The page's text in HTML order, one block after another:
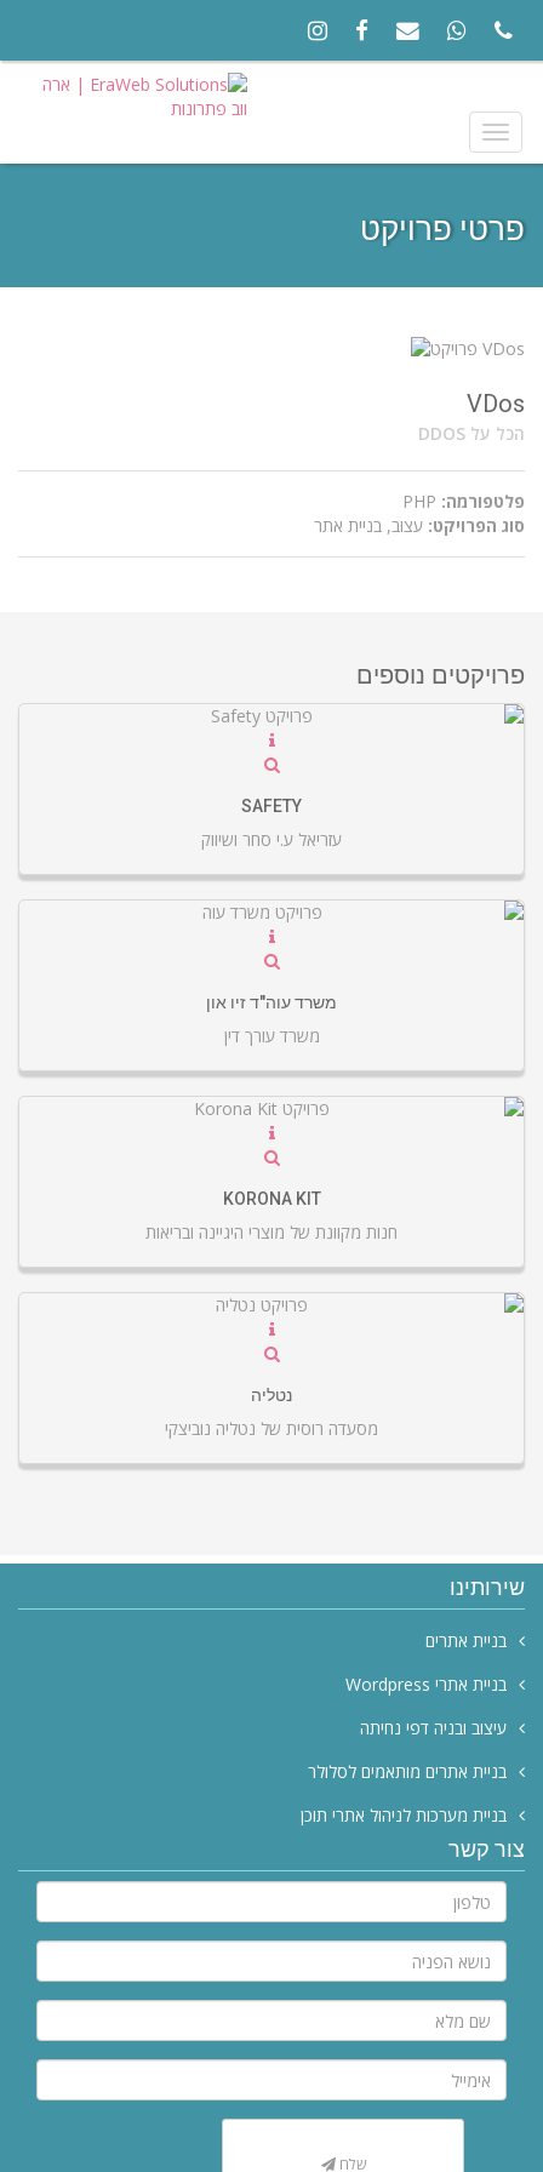
Toggle
navigation
פרטי פרויקט
VDos
הכל על DDOS
פלטפורמה:
סוג הפרויקט: עצוב, בניית אתר
פרויקטים נוספים
SAFETY
עזריאל ע.י סחר ושיווק
משרד עוה"ד זיו און
משרד עורך דין
KORONA KIT
חנות מקוונת של מוצרי היגיינה ובריאות
נטליה
מסעדה רוסית של נטליה נוביצקי
שירותינו
בניית אתרים
Wordpress בניית אתרי
עיצוב ובניה דפי נחיתה
בניית אתרים מותאמים לסלולר
בניית מערכות לניהול אתרי תוכן
צור קשר
שלח